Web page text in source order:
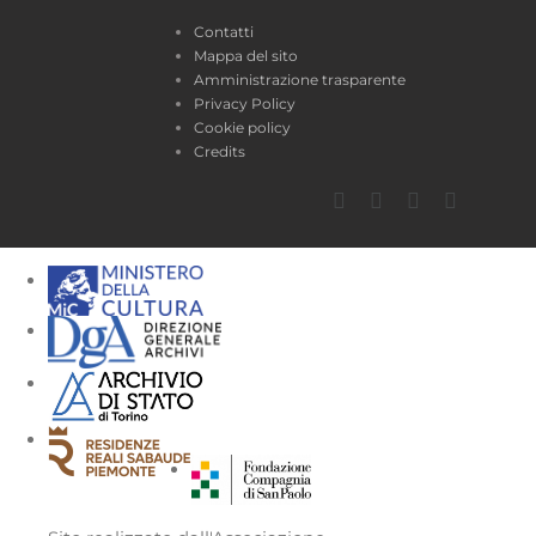
Contatti
Mappa del sito
Amministrazione trasparente
Privacy Policy
Cookie policy
Credits
Facebook
TwitterYouTube